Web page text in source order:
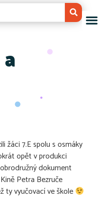
žáci 7.E spolu s osmáky
opět v produkci
dokument
Petra Bezruče
ty vyučovací ve škole